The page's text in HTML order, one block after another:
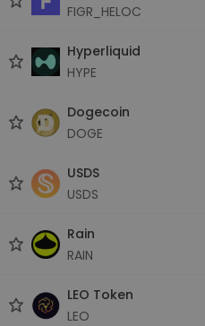
FIGR_HELOC
Hyperliquid
HYPE
Dogecoin
DOGE
USDS
USDS
Rain
RAIN
LEO Token
LEO